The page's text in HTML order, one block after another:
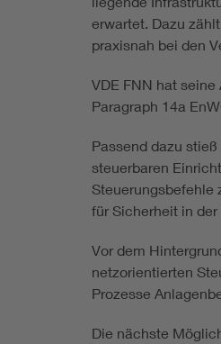
erwartet. Dazu
praxisnah bei den
VDE FNN hat
Paragraph 14a
Passend dazu
steuerbaren
Steuerungsbefehle
für Sicherheit in der
Vor dem
netzorientierten
Prozesse
Die nächste